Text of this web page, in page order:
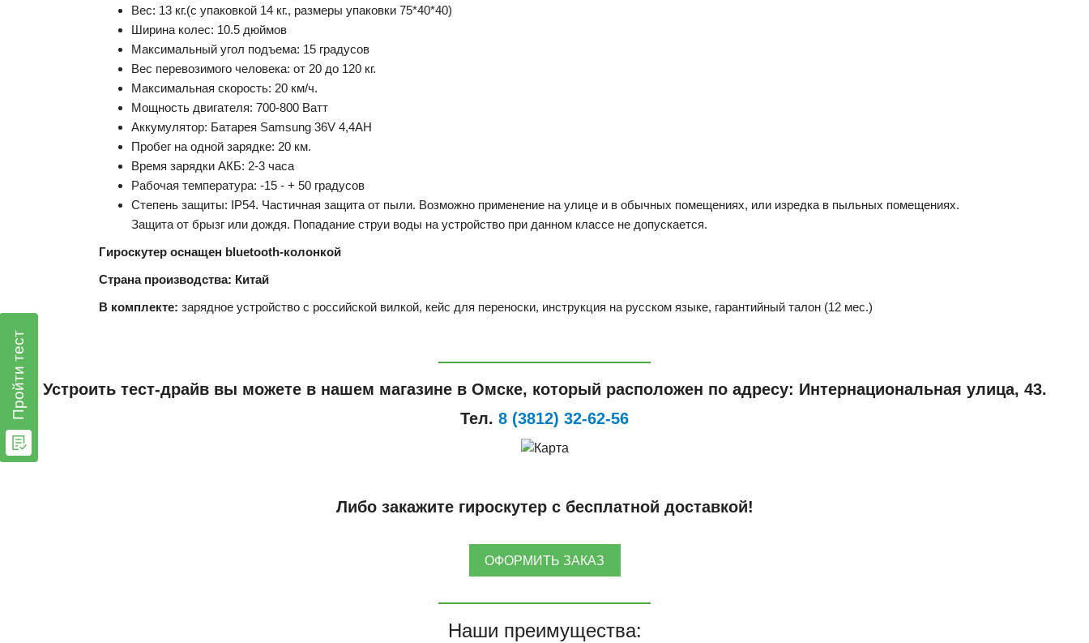
Вес: 13 кг.(с упаковкой 14 кг., размеры упаковки 75*40*40)
Ширина колес: 10.5 дюймов
Максимальный угол подъема: 15 градусов
Вес перевозимого человека: от 20 до 120 кг.
Максимальная скорость: 20 км/ч.
Мощность двигателя: 700-800 Ватт
Аккумулятор: Батарея Samsung 36V 4,4AH
Пробег на одной зарядке: 20 км.
Время зарядки АКБ: 2-3 часа
Рабочая температура: -15 - + 50 градусов
Степень защиты: IP54. Частичная защита от пыли. Возможно применение на улице и в обычных помещениях, или изредка в пыльных помещениях.
Защита от брызг или дождя. Попадание струи воды на устройство при данном классе не допускается.
Гироскутер оснащен bluetooth-колонкой
Страна производства: Китай
В комплекте: зарядное устройство с российской вилкой, кейс для переноски, инструкция на русском языке, гарантийный талон (12 мес.)
Устроить тест-драйв вы можете в нашем магазине в Омске, который расположен по адресу: Интернациональная улица, 43.
Тел. 8 (3812) 32-62-56
Либо закажите гироскутер с бесплатной доставкой!
ОФОРМИТЬ ЗАКАЗ
Наши преимущества:
Пройти тест